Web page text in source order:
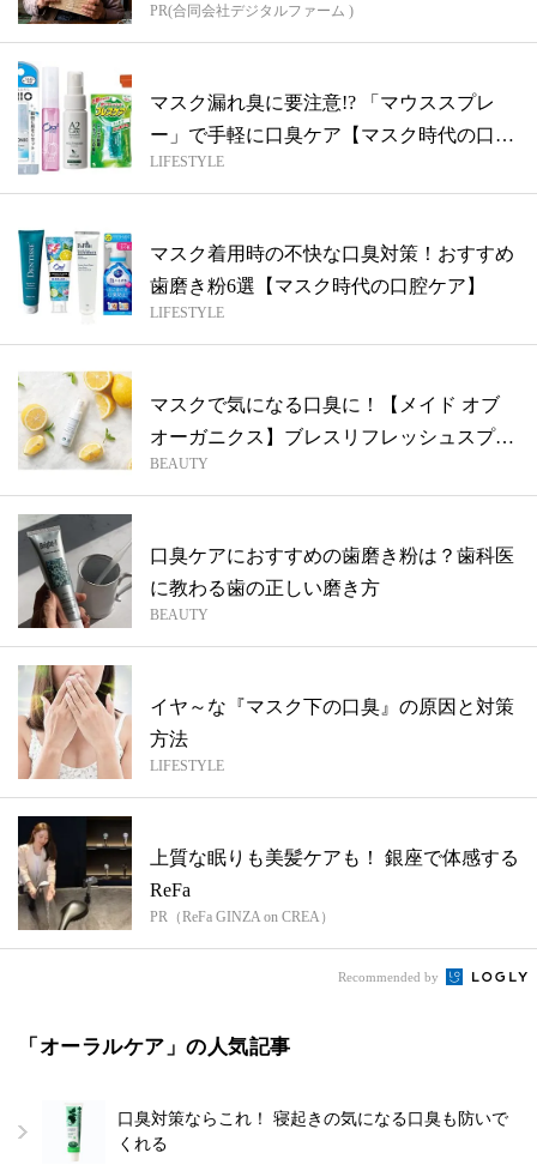
PR(合同会社デジタルファーム )
マスク漏れ臭に要注意!? 「マウススプレ
ー」で手軽に口臭ケア【マスク時代の口腔
ケ...
LIFESTYLE
マスク着用時の不快な口臭対策！おすすめ
歯磨き粉6選【マスク時代の口腔ケア】
LIFESTYLE
マスクで気になる口臭に！【メイド オブ
オーガニクス】ブレスリフレッシュスプレ
ー
BEAUTY
口臭ケアにおすすめの歯磨き粉は？歯科医
に教わる歯の正しい磨き方
BEAUTY
イヤ～な『マスク下の口臭』の原因と対策
方法
LIFESTYLE
上質な眠りも美髪ケアも！ 銀座で体感する
ReFa
PR（ReFa GINZA on CREA）
Recommended by
「オーラルケア」の人気記事
口臭対策ならこれ！ 寝起きの気になる口臭も防いで
くれる